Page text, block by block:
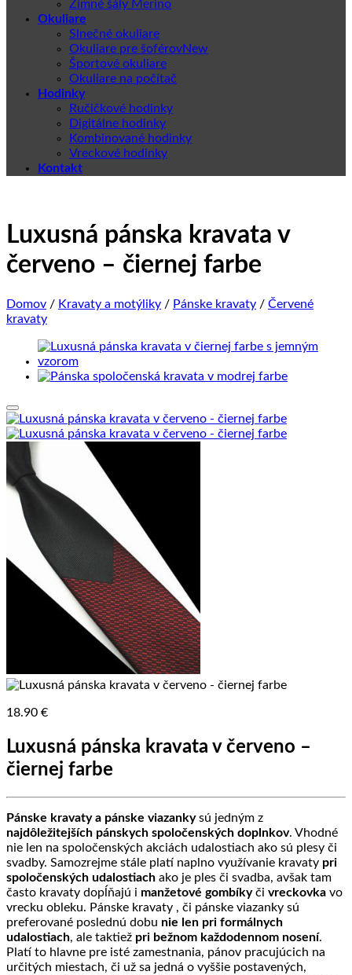
Zimné šály Merino
Okuliare
Slnečné okuliare
Okuliare pre šoférov
Športové okuliare
Okuliare na počítač
Hodinky
Ručičkové hodinky
Digitálne hodinky
Kombinované hodinky
Vreckové hodinky
Kontakt
Luxusná pánska kravata v
červeno – čiernej farbe
Domov / Kravaty a motýliky / Pánske kravaty / Červené
kravaty
18.90 €
Luxusná pánska kravata v červeno –
čiernej farbe
Pánske kravaty a pánske viazankysú jedným z
najdôležitejších pánskych spoločenských doplnkov. Vhodné
nie len na spoločenských akciách udalostiach ako sú plesy či
svadby. Samozrejme stále platí naplno využívanie kravaty pri
spoločenských udalostiach ako je ples či svadba, avšak tam
často kravaty dopĺňajú i manžetové gombíkyči vreckovka vo
vrecku obleku. Pánske kravaty , či pánske viazanky sú
preferované poslednú dobu nie len pri formálnych
udalostiach, ale taktiež pri bežnom každodennom nosení.
Platí to hlavne pre isté zamestnania, pánov pracujúcich na
určitých miestach, či už sa jedná o vyššie postavených,